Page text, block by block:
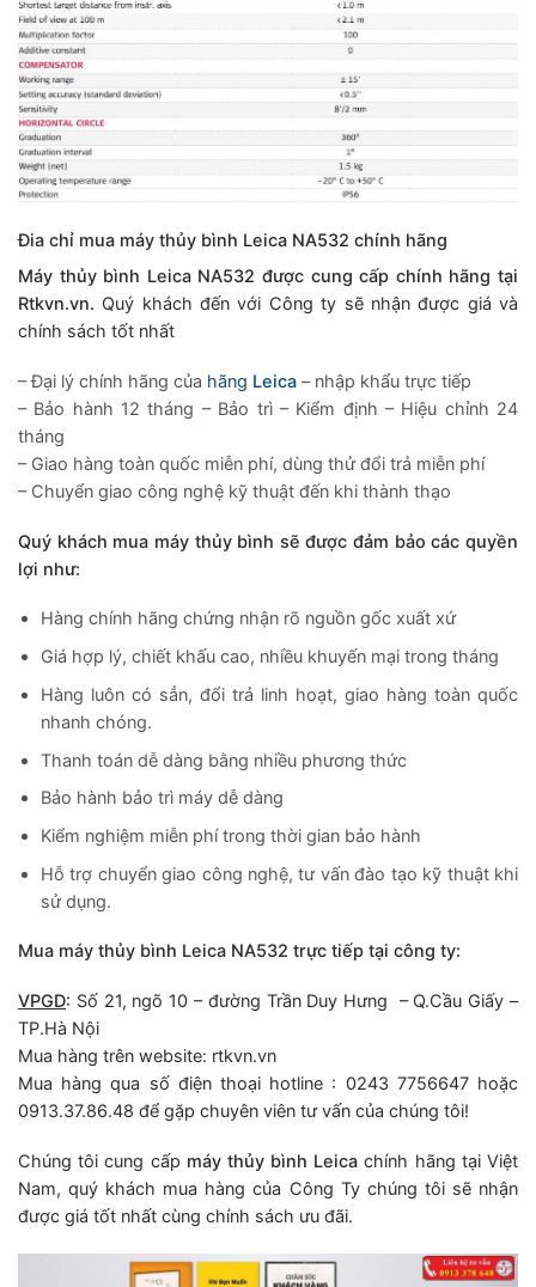
Đia chỉ mua máy thủy bình Leica NA532 chính hãng
Máy thủy bình Leica NA532 được cung cấp chính hãng tại
Rtkvn.vn. Quý khách đến với Công ty sẽ nhận được giá và
chính sách tốt nhất
– Đại lý chính hãng của hãng Leica – nhập khẩu trực tiếp
– Bảo hành 12 tháng – Bảo trì – Kiểm định – Hiệu chỉnh 24
tháng
– Giao hàng toàn quốc miễn phí, dùng thử đổi trả miễn phí
– Chuyển giao công nghệ kỹ thuật đến khi thành thạo
Quý khách mua máy thủy bình sẽ được đảm bảo các quyền
lợi như:
Hàng chính hãng chứng nhận rõ nguồn gốc xuất xứ
Giá hợp lý, chiết khấu cao, nhiều khuyến mại trong tháng
Hàng luôn có sẳn, đổi trả linh hoạt, giao hàng toàn quốc
nhanh chóng.
Thanh toán dễ dàng bằng nhiều phương thức
Bảo hành bảo trì máy dễ dàng
Kiểm nghiệm miễn phí trong thời gian bảo hành
Hỗ trợ chuyển giao công nghệ, tư vấn đào tạo kỹ thuật khi
sử dụng.
Mua máy thủy bình Leica NA532 trực tiếp tại công ty:
VPGD: Số 21, ngõ 10 – đường Trần Duy Hưng – Q.Cầu Giấy –
TP.Hà Nội
Mua hàng trên website: rtkvn.vn
Mua hàng qua số điện thoại hotline : 0243 7756647 hoặc
0913.37.86.48 để gặp chuyên viên tư vấn của chúng tôi!
Chúng tôi cung cấp máy thủy bình Leicachính hãng tại Việt
Nam, quý khách mua hàng của Công Ty chúng tôi sẽ nhận
được giá tốt nhất cùng chính sách ưu đãi.